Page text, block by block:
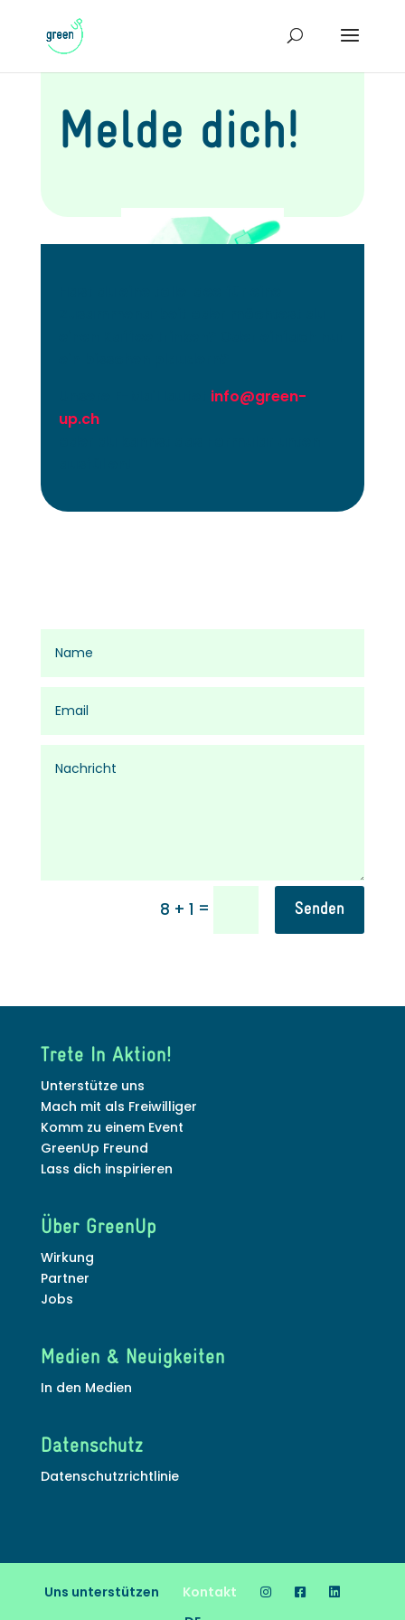
Melde dich!
info@green-
up.ch
8 + 1 = Senden
Trete In Aktion!
Unterstütze uns
Mach mit als Freiwilliger
Komm zu einem Event
GreenUp Freund
Lass dich inspirieren
Über GreenUp
Wirkung
Partner
Jobs
Medien & Neuigkeiten
In den Medien
Datenschutz
Datenschutzrichtlinie
Uns unterstützen
Kontakt